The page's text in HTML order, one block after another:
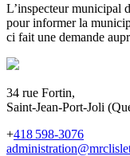
L’inspecteur municipal
pour informer la
ci fait une demande
34 rue Fortin,
Saint-Jean-Port-Joli
+418 598-3076